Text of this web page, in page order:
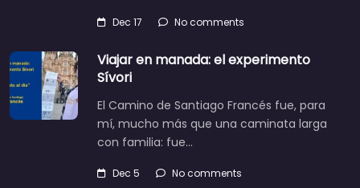
Dec 17 No comments
Viajar en manada: el experimento
Sívori
El Camino de Santiago Francés fue, para
mí, mucho más que una caminata larga
con familia: fue…
Dec 5 No comments